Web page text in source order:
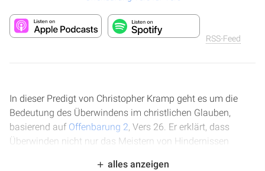
RSS-Feed
In dieser Predigt von Christopher Kramp geht es um die
Bedeutung des Überwindens im christlichen Glauben,
basierend auf Offenbarung 2, Vers 26. Er erklärt, dass
Überwinden nicht nur das Meistern von Hindernissen
alles anzeigen